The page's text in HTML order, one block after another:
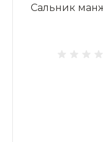
Сальник